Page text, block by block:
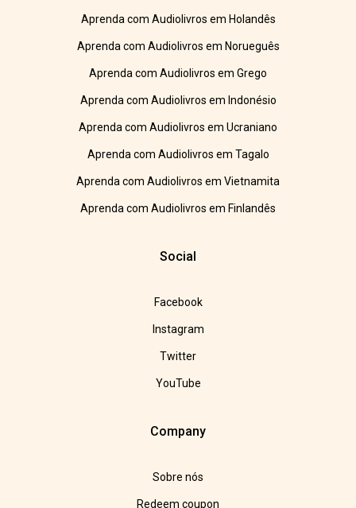
Aprenda com Audiolivros em Holandês
Aprenda com Audiolivros em Norueguês
Aprenda com Audiolivros em Grego
Aprenda com Audiolivros em Indonésio
Aprenda com Audiolivros em Ucraniano
Aprenda com Audiolivros em Tagalo
Aprenda com Audiolivros em Vietnamita
Aprenda com Audiolivros em Finlandês
Social
Facebook
Instagram
Twitter
YouTube
Company
Sobre nós
Redeem coupon